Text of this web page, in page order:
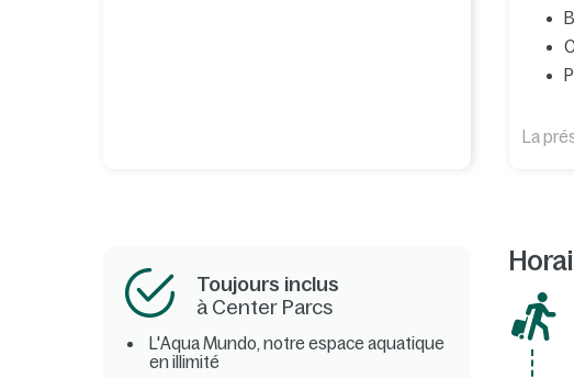
La
Toujours inclus
à Center Parcs
L'Aqua Mundo, notre espace aquatique
en illimité